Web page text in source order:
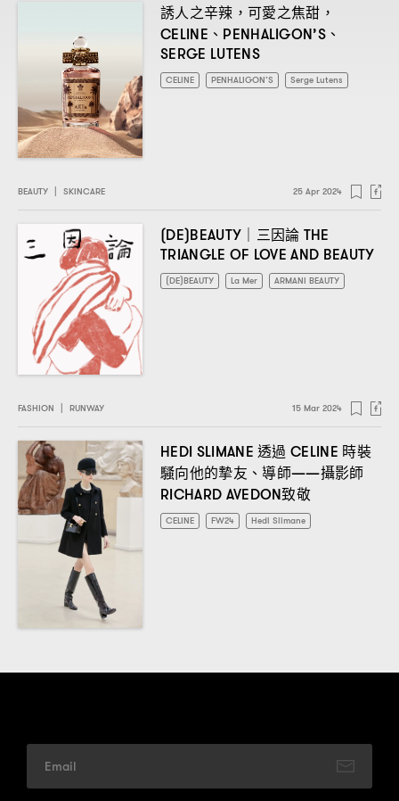
誘人之辛辣 ， 可愛之焦甜 ，
CELINE 、 PENHALIGON’S 、
SERGE LUTENS
CELINE PENHALIGON’S Serge Lutens
BEAUTY SKINCARE 25 Apr 2024
(DE)BEAUTY｜ 三因論 THE
TRIANGLE OF LOVE AND BEAUTY
(DE)BEAUTY La Mer ARMANI BEAUTY
FASHION RUNWAY 15 Mar 2024
HEDI SLIMANE透過 CELINE 時裝
騷向他的摯友、導師——攝影師
RICHARD AVEDON致敬
CELINE FW24 Hedi Slimane